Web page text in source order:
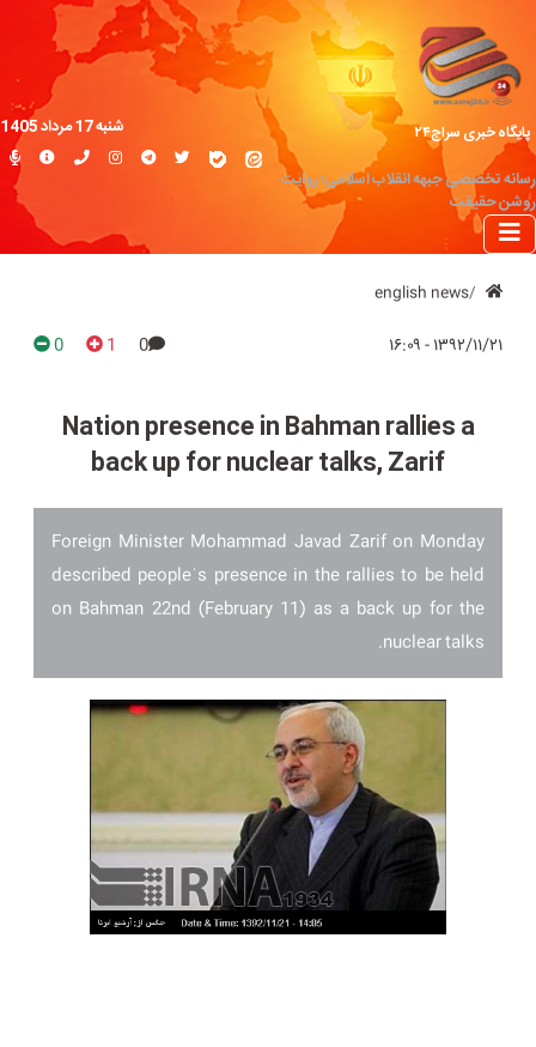
پایگاه خبری سراج۲۴
رسانه تخصصی جبهه انقلاب اسلامی؛ روایت
روشن حقیقت
شنبه 17 مرداد 1405
english news
۱۳۹۲/۱۱/۲۱ - ۱۶:۰۹ 0
1
0
Nation presence in Bahman rallies a
back up for nuclear talks, Zarif
Foreign Minister Mohammad Javad Zarif on Monday
described peopleˈs presence in the rallies to be held
on Bahman 22nd (February 11) as a back up for the
nuclear talks.